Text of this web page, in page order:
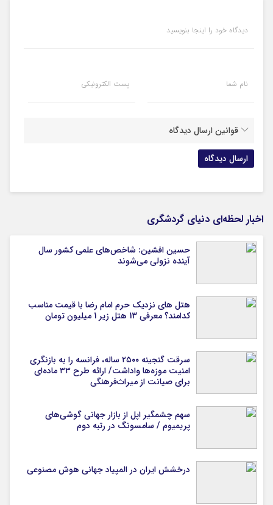
دیدگاه خود را اینجا بنویسید
نام شما پست الکترونیکی
قوانین ارسال دیدگاه
اخبار لحظه‌ای دنیای گردشگری
حسین افشین: شاخص‌های علمی کشور سال
آینده نزولی می‌شوند
هتل های نزدیک حرم امام رضا با قیمت مناسب
کدامند؟ معرفی 13 هتل زیر 1 میلیون تومان
سرقت گنجینه ۲۵۰۰ ساله، فرانسه را به بازنگری
امنیت موزه‌ها واداشت/ ارائه طرح ۳۳ ماده‌ای
برای صیانت از میراث‌فرهنگی
سهم چشمگیر اپل از بازار جهانی گوشی‌های
پریمیوم / سامسونگ در رتبه دوم
درخشش ایران در المپیاد جهانی هوش مصنوعی